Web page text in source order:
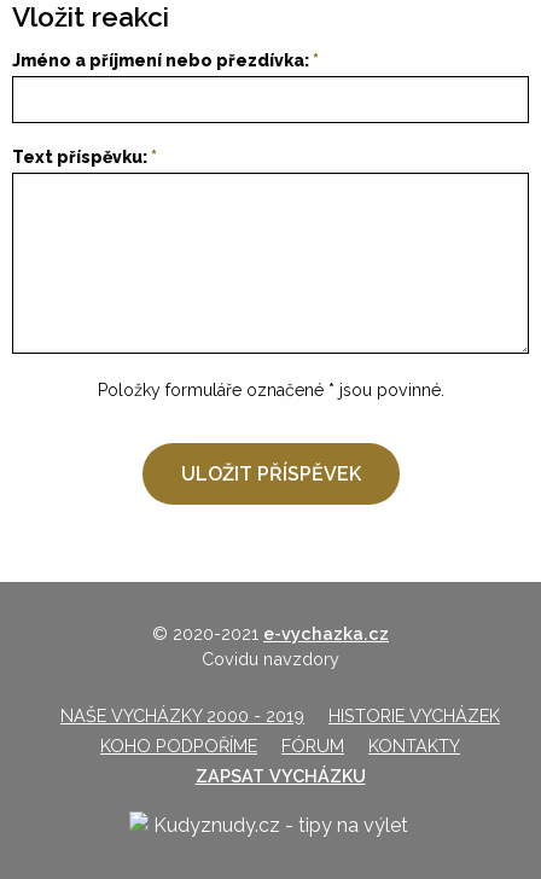
Vložit reakci
Jméno a příjmení nebo přezdívka:
Text příspěvku:
Položky formuláře označené * jsou povinné.
© 2020-2021 e-vychazka.cz
Covidu navzdory
NAŠE VYCHÁZKY 2000 - 2019
HISTORIE VYCHÁZEK
KOHO PODPOŘÍME
FÓRUM
KONTAKTY
ZAPSAT VYCHÁZKU